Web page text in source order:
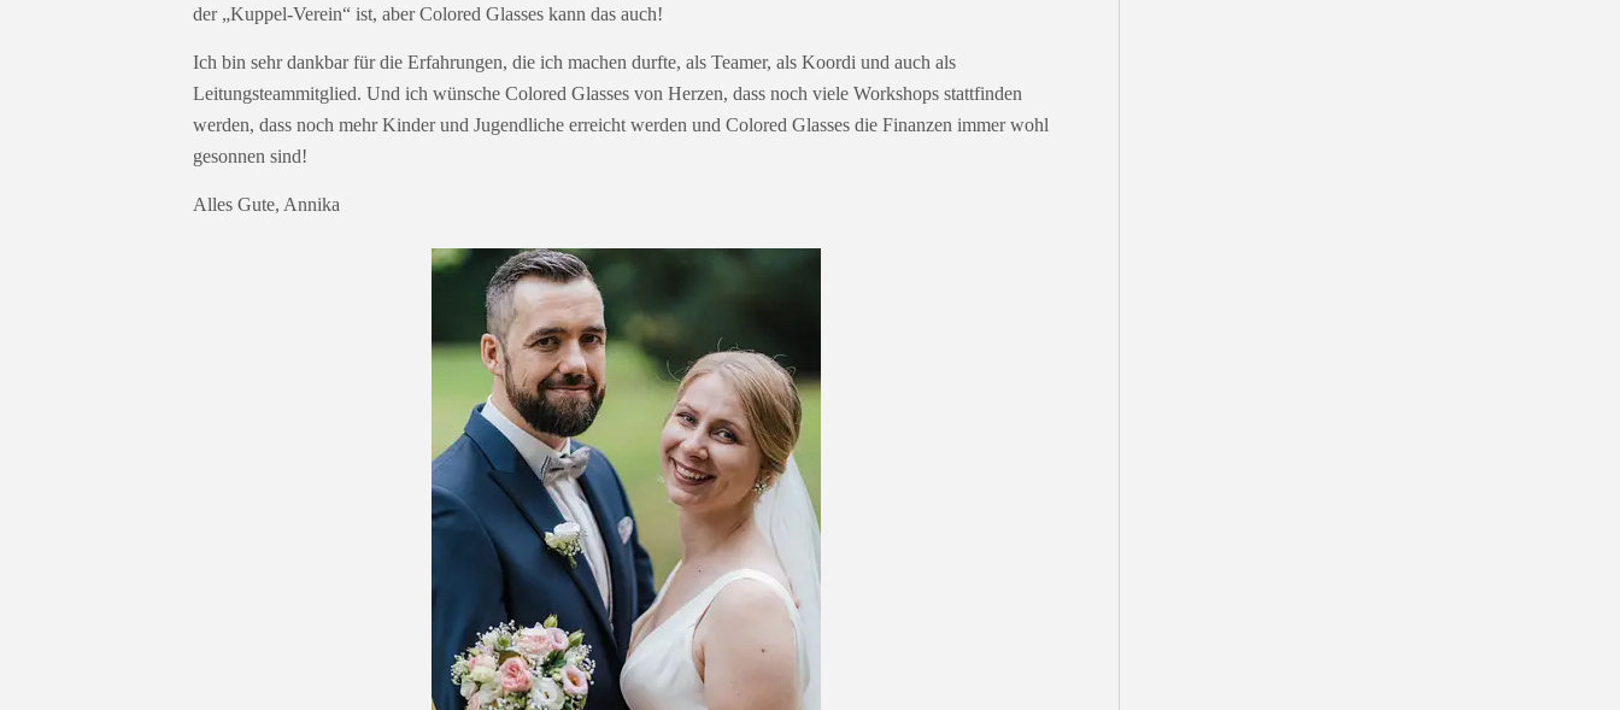
der „Kuppel-Verein“ ist, aber Colored Glasses kann das auch!
Ich bin sehr dankbar für die Erfahrungen, die ich machen durfte, als Teamer, als Koordi und auch als
Leitungsteammitglied. Und ich wünsche Colored Glasses von Herzen, dass noch viele Workshops stattfinden
werden, dass noch mehr Kinder und Jugendliche erreicht werden und Colored Glasses die Finanzen immer wohl
gesonnen sind!
Alles Gute, Annika